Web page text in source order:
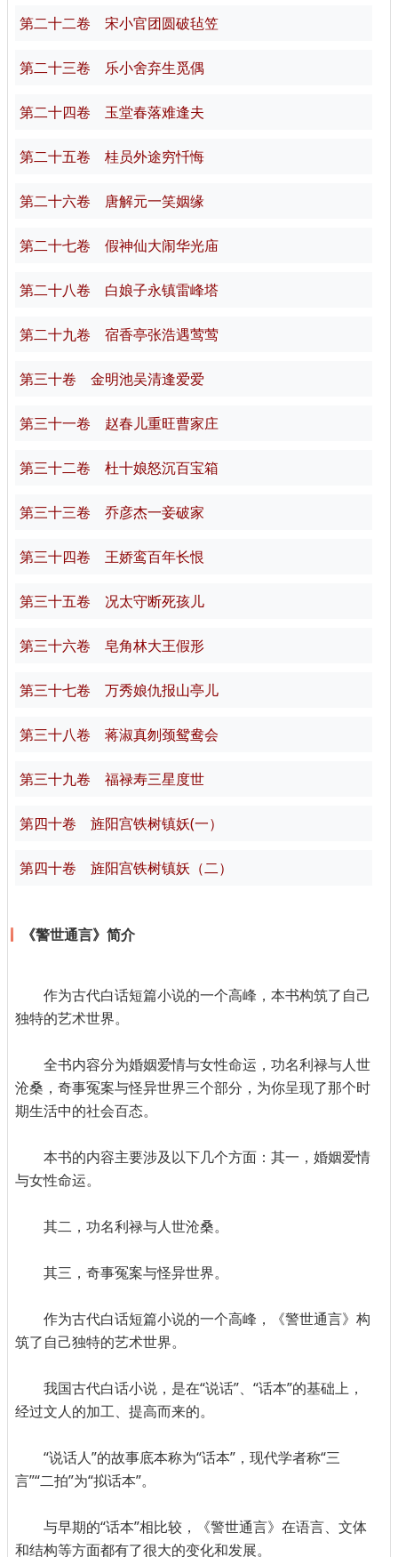
第二十二卷 宋小官团圆破毡笠
第二十三卷 乐小舍弃生觅偶
第二十四卷 玉堂春落难逢夫
第二十五卷 桂员外途穷忏悔
第二十六卷 唐解元一笑姻缘
第二十七卷 假神仙大闹华光庙
第二十八卷 白娘子永镇雷峰塔
第二十九卷 宿香亭张浩遇莺莺
第三十卷 金明池吴清逢爱爱
第三十一卷 赵春儿重旺曹家庄
第三十二卷 杜十娘怒沉百宝箱
第三十三卷 乔彦杰一妾破家
第三十四卷 王娇鸾百年长恨
第三十五卷 况太守断死孩儿
第三十六卷 皂角林大王假形
第三十七卷 万秀娘仇报山亭儿
第三十八卷 蒋淑真刎颈鸳鸯会
第三十九卷 福禄寿三星度世
第四十卷 旌阳宫铁树镇妖(一）
第四十卷 旌阳宫铁树镇妖（二）
《警世通言》简介
作为古代白话短篇小说的一个高峰，本书构筑了自己
独特的艺术世界。
全书内容分为婚姻爱情与女性命运，功名利禄与人世
沧桑，奇事冤案与怪异世界三个部分，为你呈现了那个时
期生活中的社会百态。
本书的内容主要涉及以下几个方面：其一，婚姻爱情
与女性命运。
其二，功名利禄与人世沧桑。
其三，奇事冤案与怪异世界。
作为古代白话短篇小说的一个高峰，《警世通言》构
筑了自己独特的艺术世界。
我国古代白话小说，是在“说话”、“话本”的基础上，
经过文人的加工、提高而来的。
“说话人”的故事底本称为“话本”，现代学者称“三
言”“二拍”为“拟话本”。
与早期的“话本”相比较，《警世通言》在语言、文体
和结构等方面都有了很大的变化和发展。